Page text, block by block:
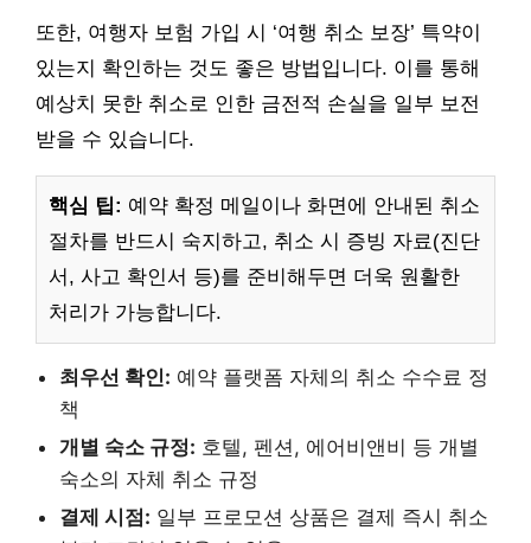
또한, 여행자 보험 가입 시 ‘여행 취소 보장’ 특약이
있는지 확인하는 것도 좋은 방법입니다. 이를 통해
예상치 못한 취소로 인한 금전적 손실을 일부 보전
받을 수 있습니다.
핵심 팁: 예약 확정 메일이나 화면에 안내된 취소
절차를 반드시 숙지하고, 취소 시 증빙 자료(진단
서, 사고 확인서 등)를 준비해두면 더욱 원활한
처리가 가능합니다.
최우선 확인: 예약 플랫폼 자체의 취소 수수료 정
책
개별 숙소 규정: 호텔, 펜션, 에어비앤비 등 개별
숙소의 자체 취소 규정
결제 시점: 일부 프로모션 상품은 결제 즉시 취소